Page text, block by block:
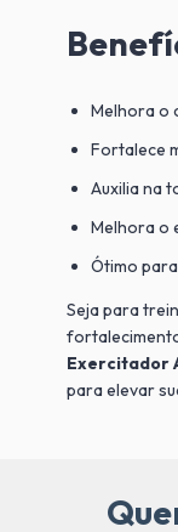
Melhora o
Fortalece
Auxilia na
Melhora o
Ótimo
Seja para
Exercitador
para elevar